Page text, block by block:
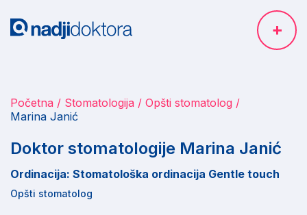
Početna Stomatologija
Opšti stomatolog
Marina Janić
Doktor stomatologije Marina Janić
Ordinacija: Stomatološka ordinacija Gentle touch
Opšti stomatolog